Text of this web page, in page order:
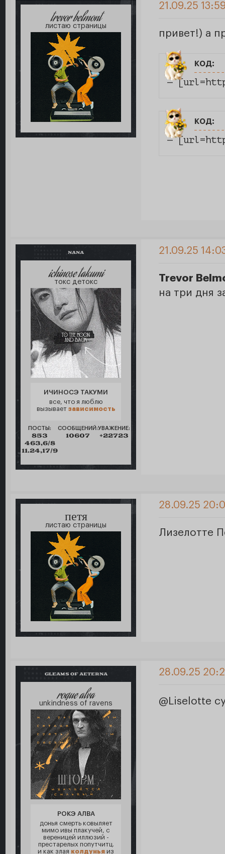
trevor belmont
листаю страницы
21.09.25
привет!) а
код:
—
код:
—
NANA
ichinose takumi
токс детокс
ИЧИНОСЭ ТАКУМИ
все, что я люблю
вызывает зависимость
ПОСТЫ:
853
463,6/8
11.24,17/9
СООБЩЕНИЙ:
10607
УВАЖЕНИЕ:
+22723
21.09.25
Trevor
на три дня
петя
листаю страницы
28.09.25
Лизелотте
GLEAMS OF AETERNA
roque alva
unkindness of ravens
РОКЭ АЛВА
донья смерть ковыляет
мимо ивы плакучей, с
вереницей иллюзий -
престарелых попутчитц.
и как злая колдунья из
28.09.25
@Liselotte